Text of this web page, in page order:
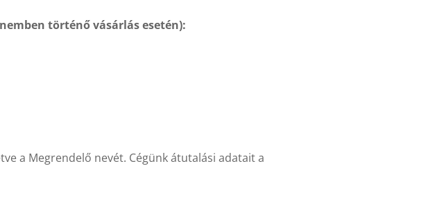
történő vásárlás esetén):
a Megrendelő nevét. Cégünk átutalási adatait a